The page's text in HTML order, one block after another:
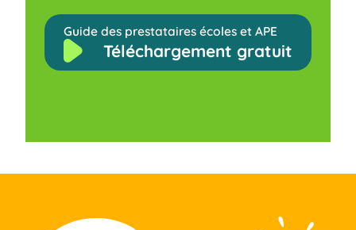
Guide des prestataires écoles et APE
Téléchargement gratuit